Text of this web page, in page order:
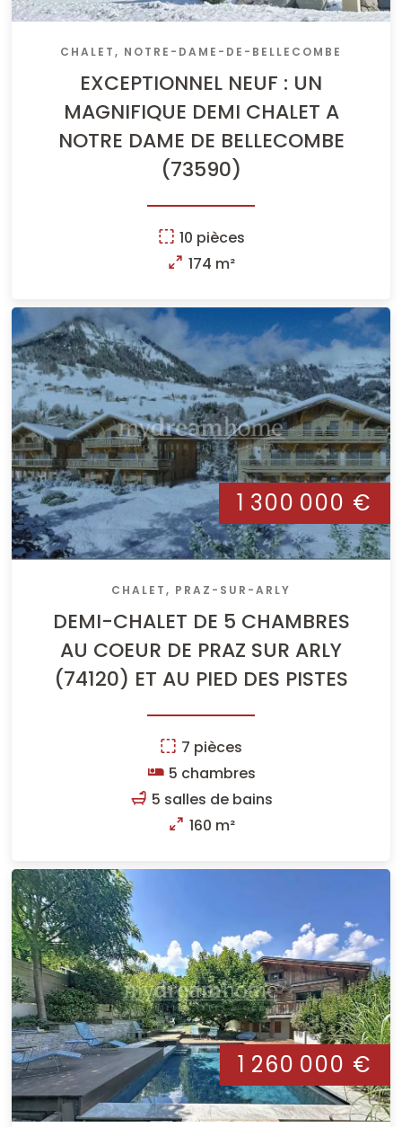
CHALET, NOTRE-DAME-DE-BELLECOMBE
EXCEPTIONNEL NEUF : UN
MAGNIFIQUE DEMI CHALET A
NOTRE DAME DE BELLECOMBE
(73590)
10 pièces
174 m²
1 300 000 €
CHALET, PRAZ-SUR-ARLY
DEMI-CHALET DE 5 CHAMBRES
AU COEUR DE PRAZ SUR ARLY
(74120) ET AU PIED DES PISTES
7 pièces
5 chambres
5 salles de bains
160 m²
1 260 000 €